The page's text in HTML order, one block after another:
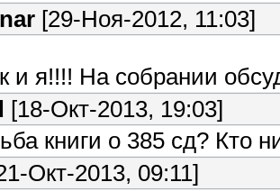
[29-Ноя-2012, 11:03]
и я!!!! На собрании
[18-Окт-2013, 19:03]
книги о 385 сд? Кто
Окт-2013, 09:11]